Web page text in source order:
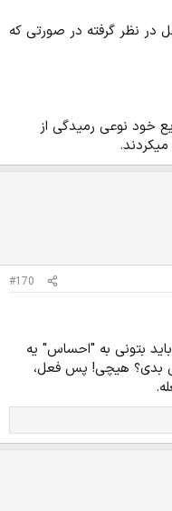
در نظر گرفته در صورتی که
خود نوعی رمیدگی از
#170
بتونی به "احساس" یه
بدی؟ هیچی! پس فعل،